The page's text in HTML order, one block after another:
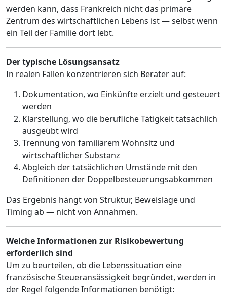
werden kann, dass Frankreich nicht das primäre
Zentrum des wirtschaftlichen Lebens ist — selbst wenn
ein Teil der Familie dort lebt.
Der typische Lösungsansatz
In realen Fällen konzentrieren sich Berater auf:
Dokumentation, wo Einkünfte erzielt und gesteuert
werden
Klarstellung, wo die berufliche Tätigkeit tatsächlich
ausgeübt wird
Trennung von familiärem Wohnsitz und
wirtschaftlicher Substanz
Abgleich der tatsächlichen Umstände mit den
Definitionen der Doppelbesteuerungsabkommen
Das Ergebnis hängt von Struktur, Beweislage und
Timing ab — nicht von Annahmen.
Welche Informationen zur Risikobewertung
erforderlich sind
Um zu beurteilen, ob die Lebenssituation eine
französische Steueransässigkeit begründet, werden in
der Regel folgende Informationen benötigt: